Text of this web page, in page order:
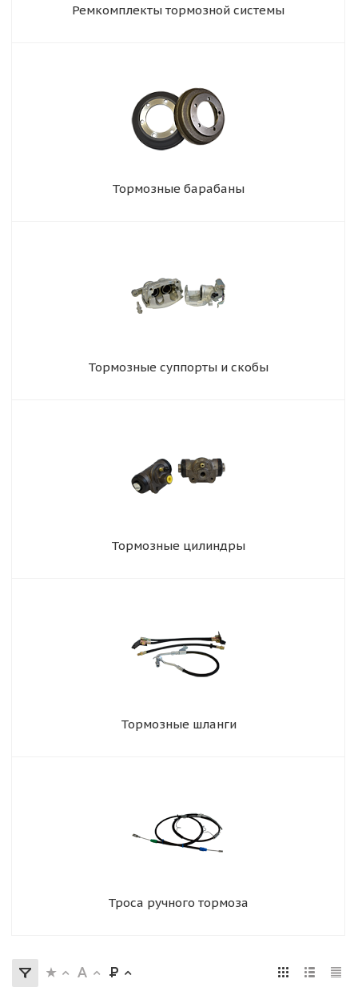
Ремкомплекты тормозной системы
Тормозные барабаны
Тормозные суппорты и скобы
Тормозные цилиндры
Тормозные шланги
Троса ручного тормоза